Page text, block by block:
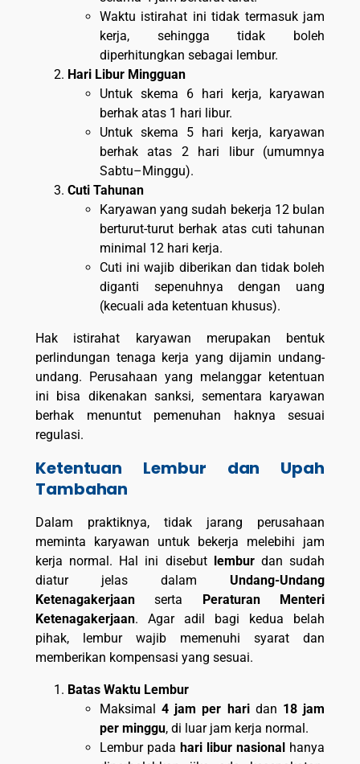
Waktu istirahat ini tidak termasuk jam
kerja, sehingga tidak boleh
diperhitungkan sebagai lembur.
Hari Libur Mingguan
Untuk skema 6 hari kerja, karyawan
berhak atas 1 hari libur.
Untuk skema 5 hari kerja, karyawan
berhak atas 2 hari libur (umumnya
Sabtu–Minggu).
Cuti Tahunan
Karyawan yang sudah bekerja 12 bulan
berturut-turut berhak atas cuti tahunan
minimal 12 hari kerja.
Cuti ini wajib diberikan dan tidak boleh
diganti sepenuhnya dengan uang
(kecuali ada ketentuan khusus).
Hak istirahat karyawan merupakan bentuk
perlindungan tenaga kerja yang dijamin undang-
undang. Perusahaan yang melanggar ketentuan
ini bisa dikenakan sanksi, sementara karyawan
berhak menuntut pemenuhan haknya sesuai
regulasi.
Ketentuan Lembur dan Upah
Tambahan
Dalam praktiknya, tidak jarang perusahaan
meminta karyawan untuk bekerja melebihi jam
kerja normal. Hal ini disebut lemburdan sudah
diatur jelas dalam Undang-Undang
Ketenagakerjaan serta Peraturan Menteri
Ketenagakerjaan. Agar adil bagi kedua belah
pihak, lembur wajib memenuhi syarat dan
memberikan kompensasi yang sesuai.
Batas Waktu Lembur
Maksimal4 jam per haridan 18 jam
per minggu, di luar jam kerja normal.
Lembur pada hari libur nasional hanya